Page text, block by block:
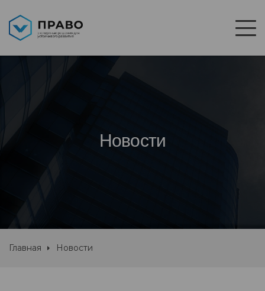
Новости
Главная Новости